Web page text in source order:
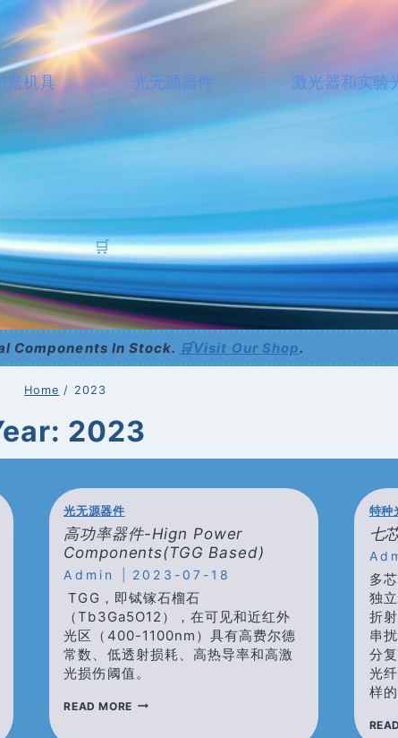
光机具 光无源器件 激光器和实验
🛒
Components In Stock. 🛒Visit Our Shop.
Home / 2023
2023
光无源器件
高功率器件-Hign Power
Components(TGG Based)
Admin 2023-07-18
TGG，即铽镓石榴石
（Tb3Ga5O12），在可见和近红外
光区（400-1100nm）具有高费尔德
常数、低透射损耗、高热导率和高激
光损伤阈值。
READ MORE高
特种
七
多
独
折
串
分
光
样